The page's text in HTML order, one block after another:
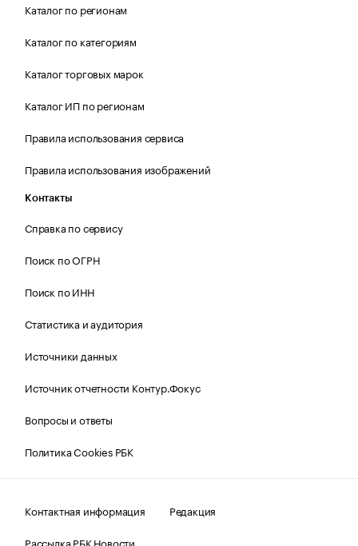
Каталог по регионам
Каталог по категориям
Каталог торговых марок
Каталог ИП по регионам
Правила использования сервиса
Правила использования изображений
Контакты
Справка по сервису
Поиск по ОГРН
Поиск по ИНН
Статистика и аудитория
Источники данных
Источник отчетности Контур.Фокус
Вопросы и ответы
Политика Cookies РБК
Контактная информация
Редакция
Рассылка РБК Новости